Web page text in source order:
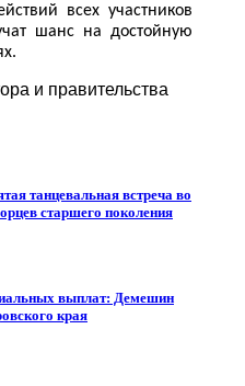
всех участников
шанс на достойную
и правительства
танцевальная встреча во
старшего поколения
выплат: Демешин
края